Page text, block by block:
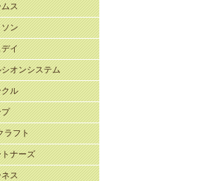
ムス
ソン
デイ
シオンシステム
クル
プ
ラフト
トナーズ
ネス